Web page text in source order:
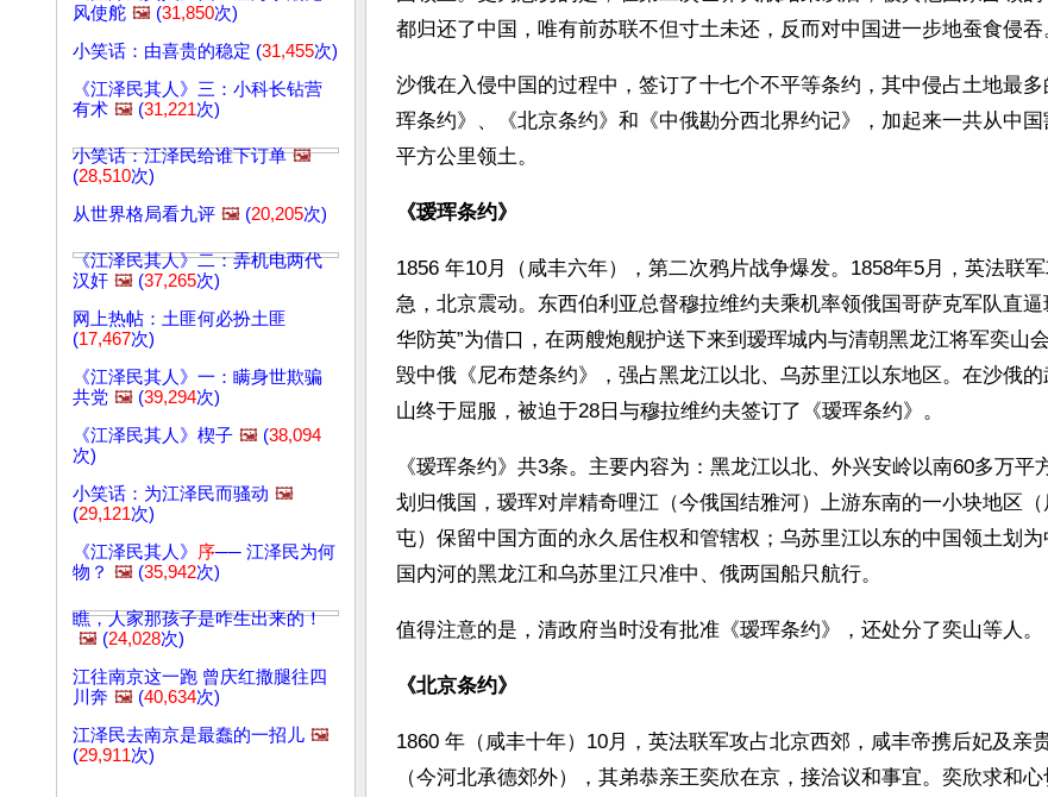
风使舵 🖼️ (31,850次)
小笑话：由喜贵的稳定 (31,455次)
《江泽民其人》三：小科长钻营
有术 🖼️ (31,221次)
小笑话：江泽民给谁下订单 🖼️
(28,510次)
从世界格局看九评 🖼️ (20,205次)
《江泽民其人》二：弄机电两代
汉奸 🖼️ (37,265次)
网上热帖：土匪何必扮土匪
(17,467次)
《江泽民其人》一：瞒身世欺骗
共党 🖼️ (39,294次)
《江泽民其人》楔子 🖼️ (38,094
次)
小笑话：为江泽民而骚动 🖼️
(29,121次)
《江泽民其人》
序── 江泽民为何
物？ 🖼️ (35,942次)
瞧，人家那孩子是咋生出来的！
🖼️ (24,028次)
江往南京这一跑 曾庆红撒腿往四
川奔 🖼️ (40,634次)
江泽民去南京是最蠢的一招儿 🖼️
(29,911次)
都归还了中国，唯有前苏联不但寸土未还，反而对中国进一步地蚕食侵吞
沙俄在入侵中国的过程中，签订了十七个不平等条约，其中侵占土地最
珲条约》、《北京条约》和《中俄勘分西北界约记》，加起来一共从中
平方公里领土。
《瑷珲条约》
1856 年10月（咸丰六年），第二次鸦片战争爆发。1858年5月，英法联
急，北京震动。东西伯利亚总督穆拉维约夫乘机率领俄国哥萨克军队直逼
华防英”为借口，在两艘炮舰护送下来到瑷珲城内与清朝黑龙江将军奕山
毁中俄《尼布楚条约》，强占黑龙江以北、乌苏里江以东地区。在沙俄
山终于屈服，被迫于28日与穆拉维约夫签订了《瑷珲条约》。
《瑷珲条约》共3条。主要内容为：黑龙江以北、外兴安岭以南60多万平
划归俄国，瑷珲对岸精奇哩江（今俄国结雅河）上游东南的一小块地区
屯）保留中国方面的永久居住权和管辖权；乌苏里江以东的中国领土划
国内河的黑龙江和乌苏里江只准中、俄两国船只航行。
值得注意的是，清政府当时没有批准《瑷珲条约》，还处分了奕山等人。
《北京条约》
1860 年（咸丰十年）10月，英法联军攻占北京西郊，咸丰帝携后妃及亲
（今河北承德郊外），其弟恭亲王奕欣在京，接洽议和事宜。奕欣求和